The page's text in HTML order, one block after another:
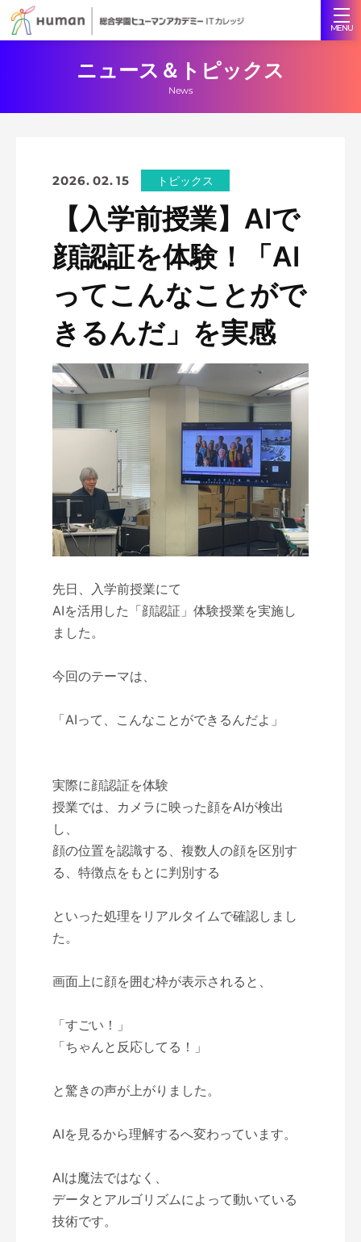
ニュース＆トピックス
News
2026. 02. 15 トピックス
【入学前授業】AIで
顔認証を体験！「AI
ってこんなことがで
きるんだ」を実感
先日、入学前授業にて
AIを活用した「顔認証」体験授業を実施し
ました。
今回のテーマは、
「AIって、こんなことができるんだよ」
実際に顔認証を体験
授業では、カメラに映った顔をAIが検出
し、
顔の位置を認識する、複数人の顔を区別す
る、特徴点をもとに判別する
といった処理をリアルタイムで確認しまし
た。
画面上に顔を囲む枠が表示されると、
「すごい！」
「ちゃんと反応してる！」
と驚きの声が上がりました。
AIを見るから理解するへ変わっています。
AIは魔法ではなく、
データとアルゴリズムによって動いている
技術です。